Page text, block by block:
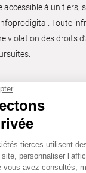
accessible à un tiers,
Toute
violation des droits